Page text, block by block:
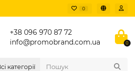
0
+38 096 970 87 72
info@promobrand.com.ua
0
категорії